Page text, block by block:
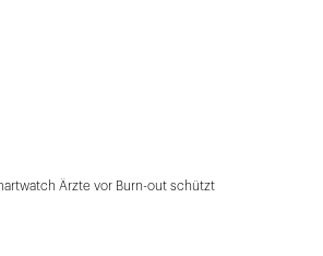
Ärzte vor Burn-out schützt